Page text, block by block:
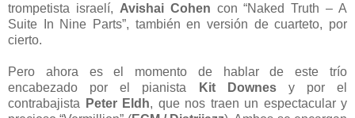
trompetista israelí, Avishai Cohen con “Naked Truth – A
Suite In Nine Parts”, también en versión de cuarteto, por
cierto.
Pero ahora es el momento de hablar de este trío
encabezado por el pianista
Kit Downes y por el
contrabajista
Peter Eldh, que nos traen un espectacular y